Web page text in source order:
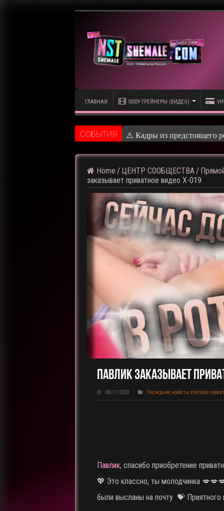
ГЛАВНАЯ SISSY-ТРЕЙНЕРЫ (ВИДЕО)
CОБЫТИЯ ⚠️ Кадры из предстоящего
Home / ЦЕНТР СООБЩЕСТВА /
заказывает приватное видео X-019
Павлик Заказывает
08/11/2020 Последние новости shemale-
Павлик, спасибо приобретение
💖 Это классно, ты молодчинка
были высланы на почту 💝 Приятного